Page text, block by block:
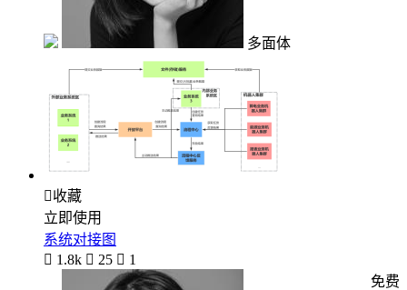
多面体
收藏
立即使用
系统对接图
 1.8k  25  1
免费